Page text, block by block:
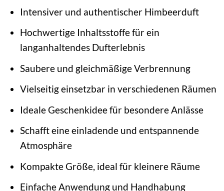
Intensiver und authentischer Himbeerduft
Hochwertige Inhaltsstoffe für ein
langanhaltendes Dufterlebnis
Saubere und gleichmäßige Verbrennung
Vielseitig einsetzbar in verschiedenen Räumen
Ideale Geschenkidee für besondere Anlässe
Schafft eine einladende und entspannende
Atmosphäre
Kompakte Größe, ideal für kleinere Räume
Einfache Anwendung und Handhabung